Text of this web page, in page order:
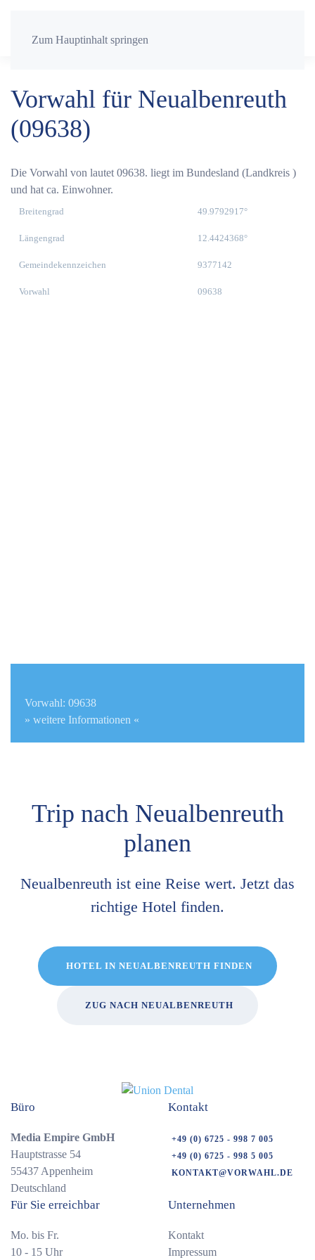
Zum Hauptinhalt springen
Vorwahl für Neualbenreuth
(09638)
Die Vorwahl von lautet 09638. liegt im Bundesland (Landkreis )
und hat ca. Einwohner.
Breitengrad 49.9792917°
Längengrad 12.4424368°
Gemeindekennzeichen 9377142
Vorwahl 09638
Vorwahl: 09638
» weitere Informationen «
Trip nach Neualbenreuth
planen
Neualbenreuth ist eine Reise wert. Jetzt das
richtige Hotel finden.
HOTEL IN NEUALBENREUTH FINDEN
ZUG NACH NEUALBENREUTH
Büro
Media Empire GmbH
Hauptstrasse 54
55437 Appenheim
Deutschland
Kontakt
+49 (0) 6725 - 998 7 005
+49 (0) 6725 - 998 5 005
KONTAKT@VORWAHL.DE
Für Sie erreichbar
Mo. bis Fr.
10 - 15 Uhr
Unternehmen
Kontakt
Impressum